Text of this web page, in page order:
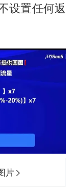
设置任何返
片